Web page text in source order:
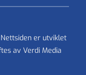
Nettsiden er utviklet
av Verdi Media